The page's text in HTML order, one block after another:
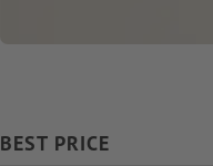
BEST PRICE